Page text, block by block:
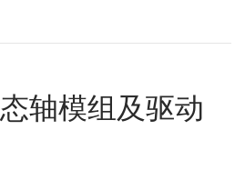
轴模组及驱动